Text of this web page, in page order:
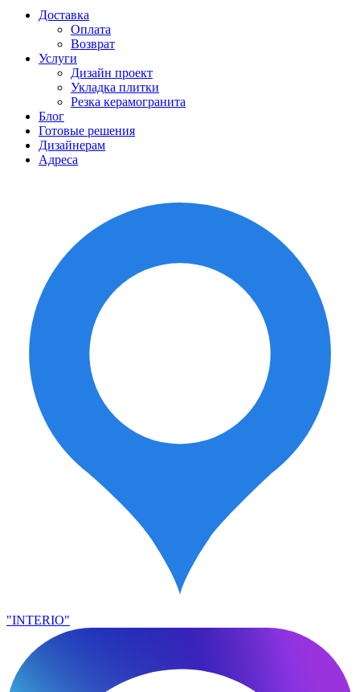
Доставка
Оплата
Возврат
Услуги
Дизайн проект
Укладка плитки
Резка керамогранита
Блог
Готовые решения
Дизайнерам
Адреса
"INTERIO"